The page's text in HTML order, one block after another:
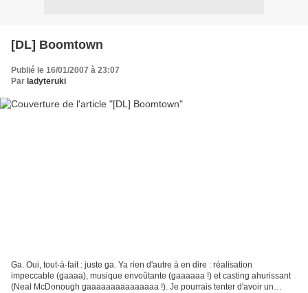
[DL] Boomtown
Publié le 16/01/2007 à 23:07
Par ladyteruki
Ga. Oui, tout-à-fait : juste ga. Ya rien d'autre à en dire : réalisation
impeccable (gaaaa), musique envoûtante (gaaaaaa !) et casting ahurissant
(Neal McDonough gaaaaaaaaaaaaaaa !). Je pourrais tenter d'avoir un